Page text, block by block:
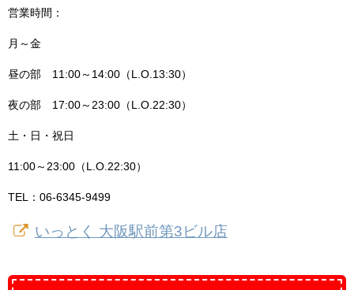
営業時間：
月～金
昼の部 11:00～14:00（L.O.13:30）
夜の部 17:00～23:00（L.O.22:30）
土・日・祝日
11:00～23:00（L.O.22:30）
TEL：06-6345-9499
いっとく 大阪駅前第3ビル店